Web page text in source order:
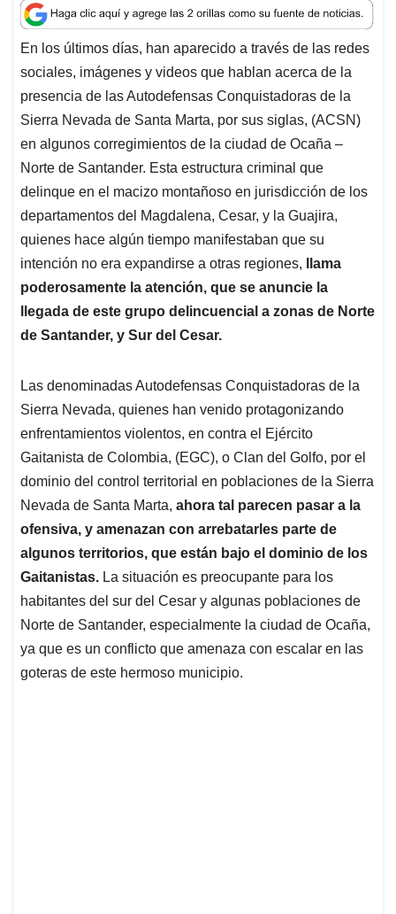
a
t
s
A
p
p
c
e
b
o
o
k
n
k
e
d
I
n
a
i
l
r
e
a
d
s
En los últimos días, han aparecido a través de las redes
sociales, imágenes y videos que hablan acerca de la
presencia de las Autodefensas Conquistadoras de la
Sierra Nevada de Santa Marta, por sus siglas, (ACSN)
en algunos corregimientos de la ciudad de Ocaña –
Norte de Santander. Esta estructura criminal que
delinque en el macizo montañoso en jurisdicción de los
departamentos del Magdalena, Cesar, y la Guajira,
quienes hace algún tiempo manifestaban que su
intención no era expandirse a otras regiones,
llama
poderosamente la atención, que se anuncie la
llegada de este grupo delincuencial a zonas de Norte
de Santander, y Sur del Cesar.
Las denominadas Autodefensas Conquistadoras de la
Sierra Nevada, quienes han venido protagonizando
enfrentamientos violentos, en contra el Ejército
Gaitanista de Colombia, (EGC), o Clan del Golfo, por el
dominio del control territorial en poblaciones de la Sierra
Nevada de Santa Marta, ahora tal parecen pasar a la
ofensiva, y amenazan con arrebatarles parte de
algunos territorios, que están bajo el dominio de los
Gaitanistas. La situación es preocupante para los
habitantes del sur del Cesar y algunas poblaciones de
Norte de Santander, especialmente la ciudad de Ocaña,
ya que es un conflicto que amenaza con escalar en las
goteras de este hermoso municipio.